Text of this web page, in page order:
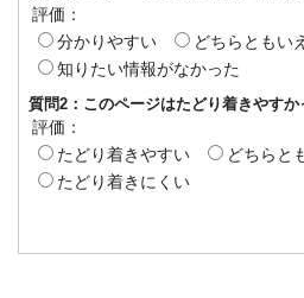
評価：
分かりやすい
どちらともい
知りたい情報がなかった
質問2：このページはたどり着きやすか
評価：
たどり着きやすい
どちらと
たどり着きにくい